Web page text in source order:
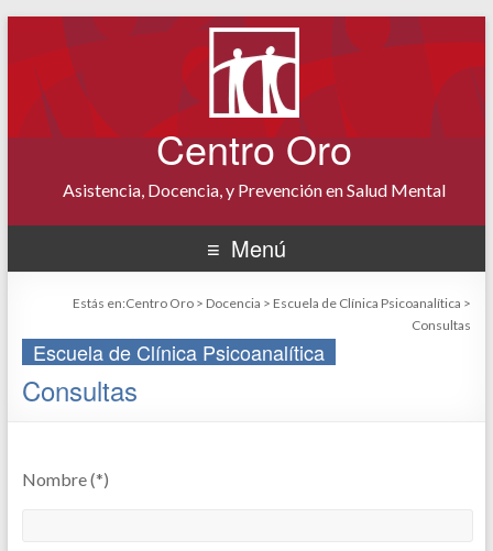
Centro Oro
Asistencia, Docencia, y Prevención en Salud Mental
Menú
Estás en:Centro Oro > Docencia > Escuela de Clínica Psicoanalítica >
Consultas
Escuela de Clínica Psicoanalítica
Consultas
Nombre (*)